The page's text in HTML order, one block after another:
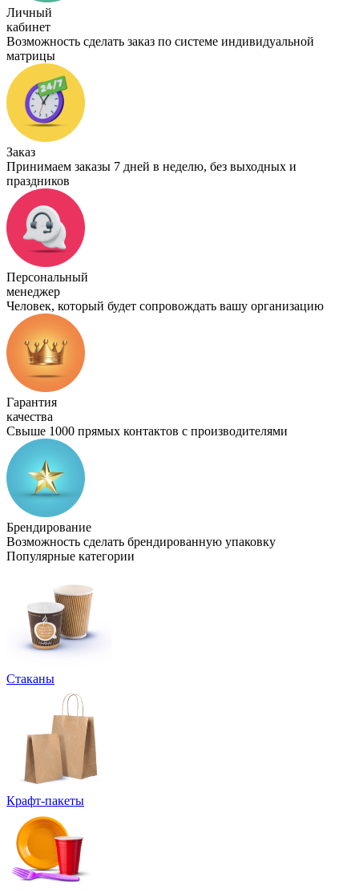
Личный
кабинет
Возможность сделать заказ по системе индивидуальной
матрицы
Заказ
Принимаем заказы 7 дней в неделю, без выходных и
праздников
Персональный
менеджер
Человек, который будет сопровождать вашу организацию
Гарантия
качества
Свыше 1000 прямых контактов с производителями
Брендирование
Возможность сделать брендированную упаковку
Популярные категории
Стаканы
Крафт-пакеты